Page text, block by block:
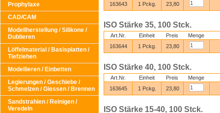
Prophylaxe
CAD/CAM
Modellherstellung / Silikone /
Dublieren
Löffelmaterial / Basisplatten /
Tiefziehen
Modellieren / Einbetten
Legierungen / Geschiebe /
Schmelzen / Giessen / Brennen
Sandstrahlen / Reinigen /
Veredeln
163643
1 Pckg. 23,80
ISO Stärke 35, 100 Stck.
Art.Nr. Einheit Preis
Menge
163644
1 Pckg. 23,80
ISO Stärke 40, 100 Stck.
Art.Nr. Einheit Preis
Menge
163645
1 Pckg. 23,80
ISO Stärke 15-40, 100 Stck.